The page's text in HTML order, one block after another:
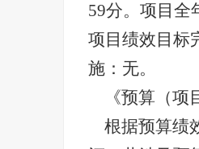
59分。项目全
项目绩效目标
施：无。
《预算（
根据预算绩